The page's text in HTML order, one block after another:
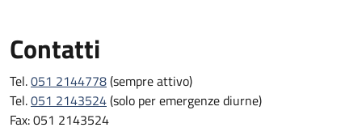
Contatti
Tel.051 2144778(sempre attivo)
Tel.051 2143524(solo per emergenze diurne)
Fax: 051 2143524